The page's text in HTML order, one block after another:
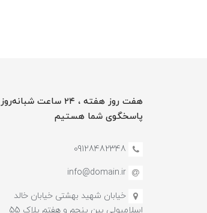
هفت روز هفته ، ۲۴ ساعت شبانه‌روز
پاسخگوی شما هستیم
09128482348
info@domain.ir
خیابان شهید بهشتی خیابان خالد
اسلامبولی بین پنجم و هفتم پلاک 55